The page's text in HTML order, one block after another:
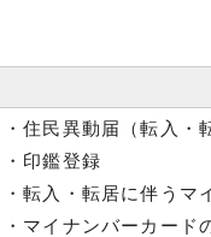
・住民異動届（転入・
・印鑑登録
・転入・転居に伴うマ
・マイナンバーカード